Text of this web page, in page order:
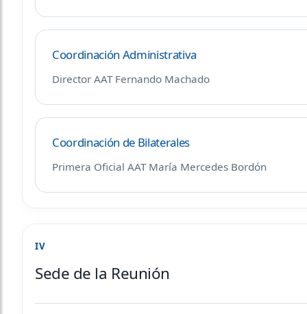
Coordinación Administrativa
Director AAT Fernando Machado
Coordinación de Bilaterales
Primera Oficial AAT María Mercedes Bordón
IV
Sede de la Reunión